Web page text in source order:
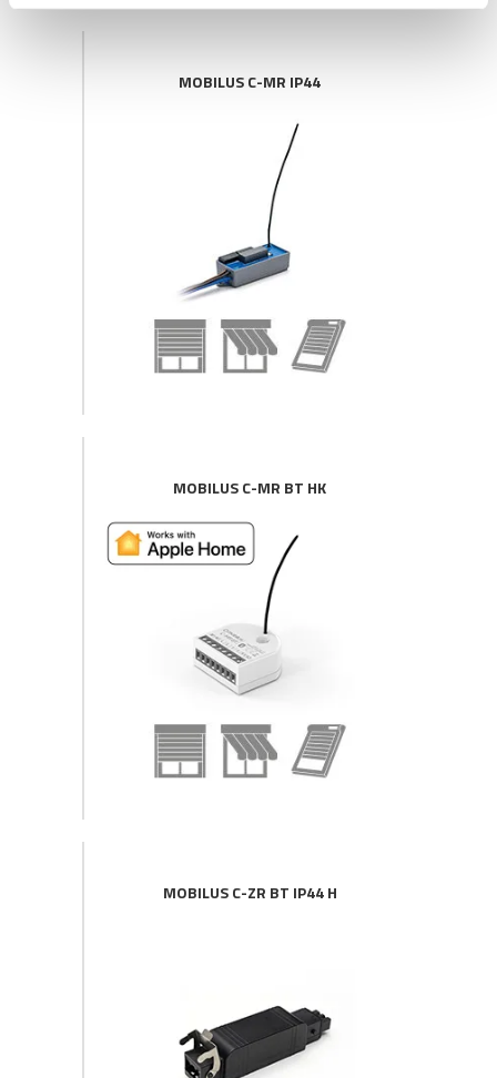
MOBILUS C-MR IP44
MOBILUS C-MR BT HK
MOBILUS C-ZR BT IP44 H